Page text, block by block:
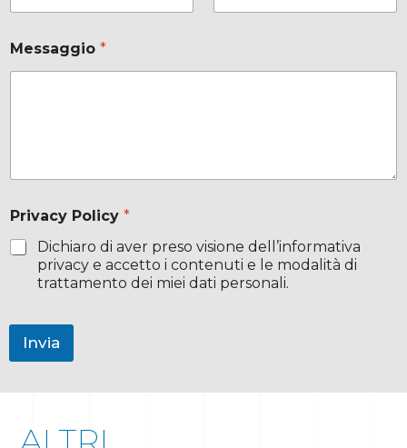
Messaggio *
Privacy Policy *
Dichiaro di aver preso visione dell’informativa
privacy e accetto i contenuti e le modalità di
trattamento dei miei dati personali.
Invia